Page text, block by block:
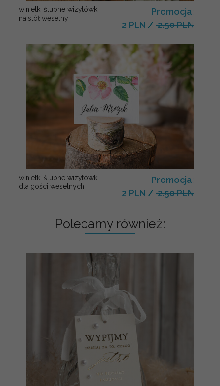
winietki ślubne wizytówki
na stół weselny
Promocja:
2 PLN / 2.50 PLN
winietki ślubne wizytówki
dla gości weselnych
Promocja:
2 PLN / 2.50 PLN
Polecamy również: